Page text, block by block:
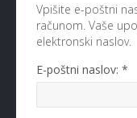
Vpišite e-poštni
računom. Vaše
elektronski naslov.
E-poštni naslov: *